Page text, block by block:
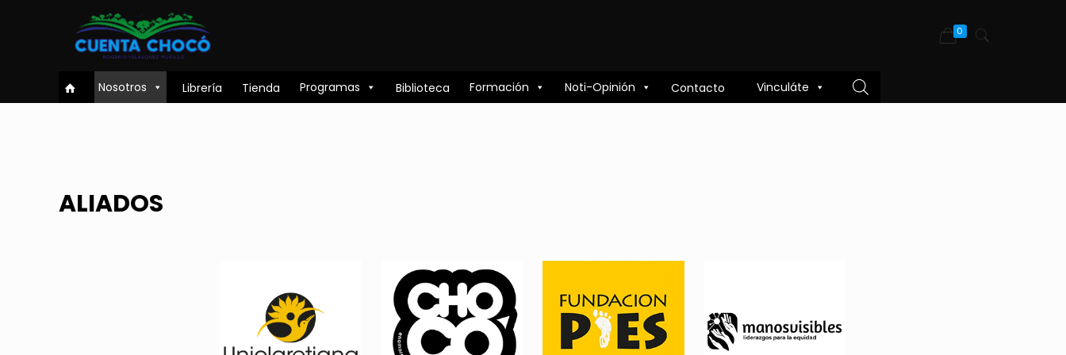
Nosotros Librería Tienda Programas Biblioteca Formación Noti-Opinión Contacto Vinculáte
0
ALIADOS